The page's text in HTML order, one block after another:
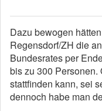
Dazu bewogen
Regensdorf/ZH die
Bundesrates per
bis zu 300 Personen.
stattfinden kann, sei
dennoch habe man